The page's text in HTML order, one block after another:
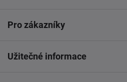
Pro zákazníky
Užitečné informace